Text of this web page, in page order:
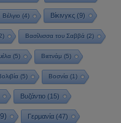
Βέλγιο (4) Βίκινγκς (9)
Βασίλισσα του Σαββά (2)
(5) Βιετνάμ (5)
(5) Βοσνία (1)
Βυζάντιο (15)
Γερμανία(47)